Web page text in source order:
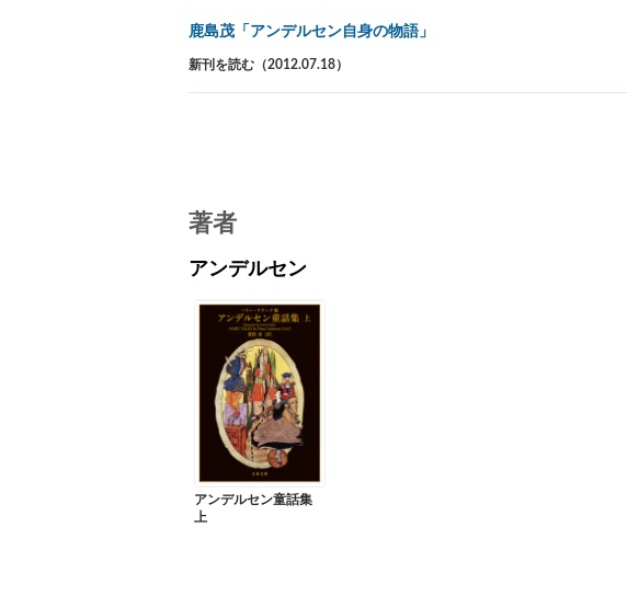
鹿島茂「アンデルセン自身の物語」
新刊を読む（2012.07.18）
著者
アンデルセン
アンデルセン童話集
上